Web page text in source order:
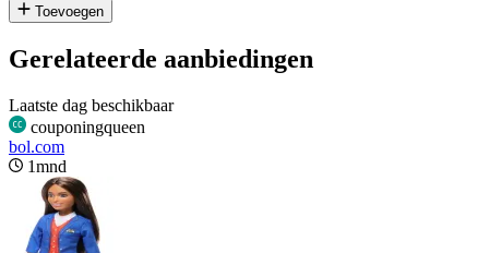
Toevoegen
Gerelateerde aanbiedingen
Laatste dag beschikbaar
couponingqueen
bol.com
1mnd